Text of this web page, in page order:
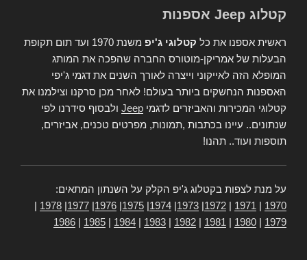
קטלוג Jeep אספנות
ראשית אספנו את כל קטלוגי ג'יפ
משנת 1970 ועד תום תקופת
הבעלות של אמריקן-מוטורס החברה שהפכה את המותג
המופלא הזה לאייקוני וייצרה לאורך השנים את דגמי ג'יפי
האספנות הנחשקים ביותר בעולם! לאחר מכן סרקנו וצילמנו את
קטלוגי המכירות והאביזרים לדגמי Jeep ולבסוף סידרנו לפי
שנתונים.. עיינו בכתבות ,תמונות, מפרטים טכנים, אביזרים,
תוספות ועוד.. תהנו!
על מנת לצפות בקטלוג ג'יפ הקלק על השנתון המתאים:
1970
1971
1972
1973
1974
1975
1976
1977
1978
1979
1980
1981
1982
1983
1984
1985
1986